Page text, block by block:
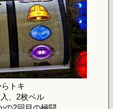
トキ
、2枚ベル